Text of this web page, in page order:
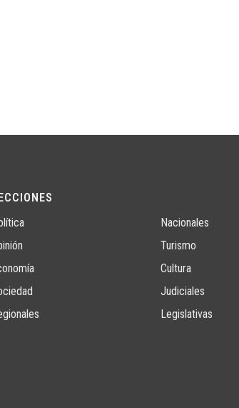
Nacionales
Turismo
Cultura
Judiciales
Legislativas